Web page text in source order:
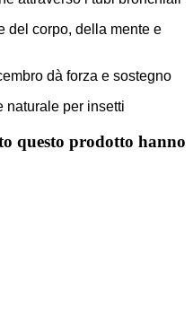
del corpo, della mente e
dà forza e sostegno
naturale per insetti
questo prodotto hanno